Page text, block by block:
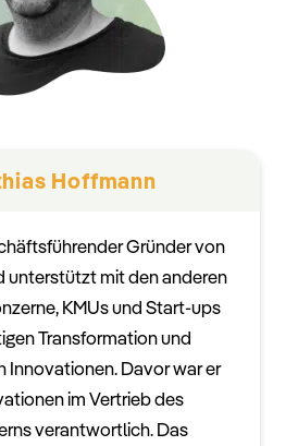
Hoffmann
Gründer von
unterstützt mit den anderen
KMUs und Start-ups
Transformation und
Innovationen. Davor war er
im Vertrieb des
verantwortlich. Das